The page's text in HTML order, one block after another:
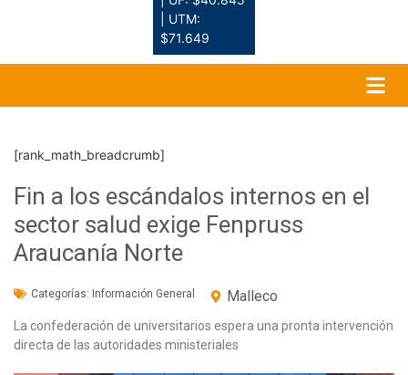
| UTM:
$71.649
[rank_math_breadcrumb]
Fin a los escándalos internos en el
sector salud exige Fenpruss
Araucanía Norte
Categorías: Información General Malleco
La confederación de universitarios espera una pronta intervención
directa de las autoridades ministeriales